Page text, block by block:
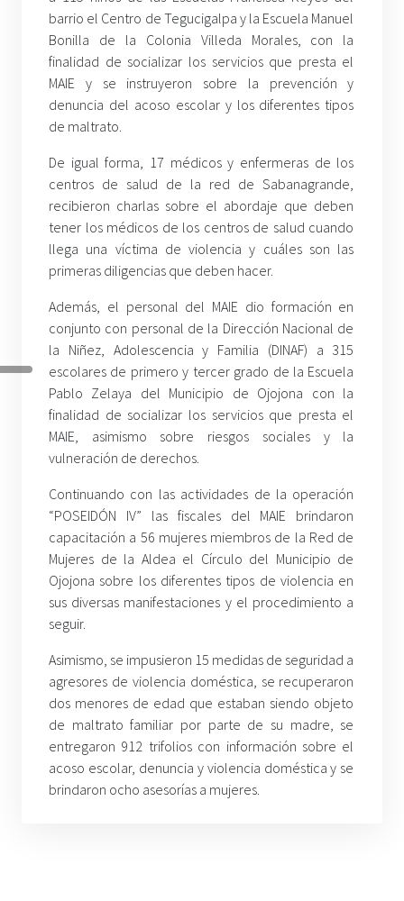
barrio el Centro de Tegucigalpa y la Escuela Manuel
Bonilla de la Colonia Villeda Morales, con la
finalidad de socializar los servicios que presta el
MAIE y se instruyeron sobre la prevención y
denuncia del acoso escolar y los diferentes tipos
de maltrato.
De igual forma, 17 médicos y enfermeras de los
centros de salud de la red de Sabanagrande,
recibieron charlas sobre el abordaje que deben
tener los médicos de los centros de salud cuando
llega una víctima de violencia y cuáles son las
primeras diligencias que deben hacer.
Además, el personal del MAIE dio formación en
conjunto con personal de la Dirección Nacional de
la Niñez, Adolescencia y Familia (DINAF) a 315
escolares de primero y tercer grado de la Escuela
Pablo Zelaya del Municipio de Ojojona con la
finalidad de socializar los servicios que presta el
MAIE, asimismo sobre riesgos sociales y la
vulneración de derechos.
Continuando con las actividades de la operación
“POSEIDÓN IV” las fiscales del MAIE brindaron
capacitación a 56 mujeres miembros de la Red de
Mujeres de la Aldea el Círculo del Municipio de
Ojojona sobre los diferentes tipos de violencia en
sus diversas manifestaciones y el procedimiento a
seguir.
Asimismo, se impusieron 15 medidas de seguridad a
agresores de violencia doméstica, se recuperaron
dos menores de edad que estaban siendo objeto
de maltrato familiar por parte de su madre, se
entregaron 912 trifolios con información sobre el
acoso escolar, denuncia y violencia doméstica y se
brindaron ocho asesorías a mujeres.